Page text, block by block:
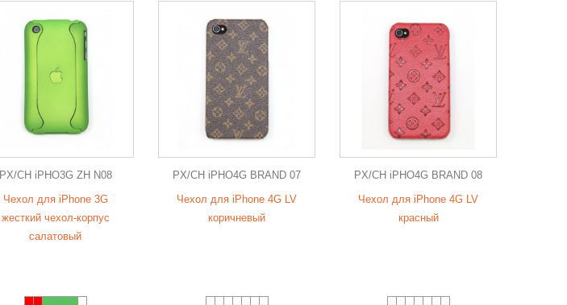
PX/CH iPHO3G ZH N08
Чехол для iPhone 3G
жесткий чехол-корпус
салатовый
PX/CH iPHO4G BRAND 07
Чехол для iPhone 4G LV
коричневый
PX/CH iPHO4G BRAND 08
Чехол для iPhone 4G LV
красный